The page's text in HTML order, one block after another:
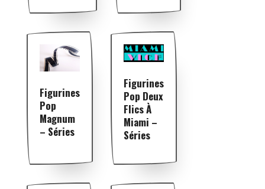
Figurines
Pop
Magnum
– Séries
Figurines
Pop Deux
Flics À
Miami –
Séries